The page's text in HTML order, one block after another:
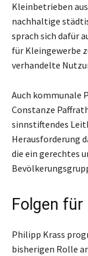
Kleinbetrieben
nachhaltige
sprach sich dafür
für Kleingewerbe
verhandelte
Auch kommunale
Constanze
sinnstiftendes
Herausforderung
die ein gerechtes
Folgen
Philipp Krass
bisherigen Rolle